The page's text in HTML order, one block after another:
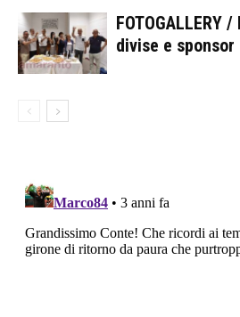
FOTOGALLERY
divise e sponsor